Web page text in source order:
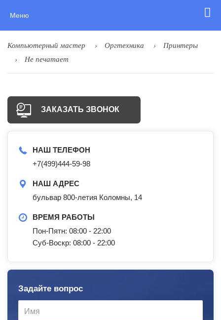
Меню
Компьютерный мастер Оргтехника
Принтеры
Не печатает
ЗАКАЗАТЬ ЗВОНОК
НАШ ТЕЛЕФОН
+7(499)444-59-98
НАШ АДРЕС
бульвар 800-летия Коломны, 14
ВРЕМЯ РАБОТЫ
Пон-Пятн: 08:00 - 22:00
Суб-Воскр: 08:00 - 22:00
Задайте вопрос